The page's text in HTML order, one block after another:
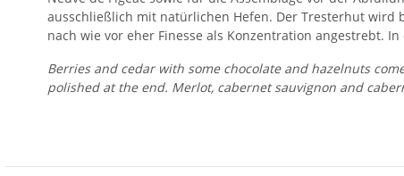
ausschließlich mit natürlichen Hefen. Der Tresterhut wird
nach wie vor eher Finesse als Konzentration angestrebt.
Berries and cedar with some chocolate and hazelnuts
polished at the end. Merlot, cabernet sauvignon and